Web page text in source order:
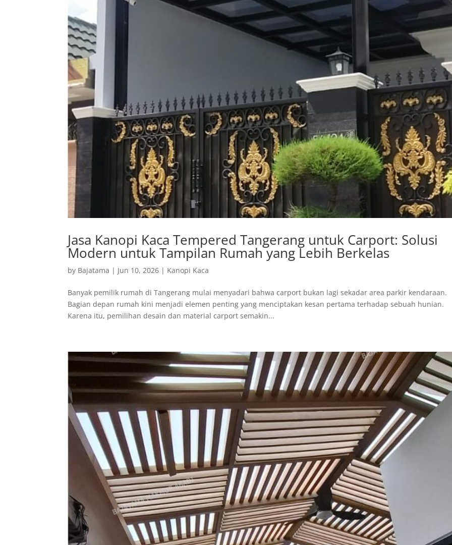
Jasa Kanopi Kaca Tempered Tangerang untuk Carport: Solusi
Modern untuk Tampilan Rumah yang Lebih Berkelas
by Bajatama | Jun 10, 2026 | Kanopi Kaca
Banyak pemilik rumah di Tangerang mulai menyadari bahwa carport bukan lagi sekadar area parkir kendaraan.
Bagian depan rumah kini menjadi elemen penting yang menciptakan kesan pertama terhadap sebuah hunian.
Karena itu, pemilihan desain dan material carport semakin...